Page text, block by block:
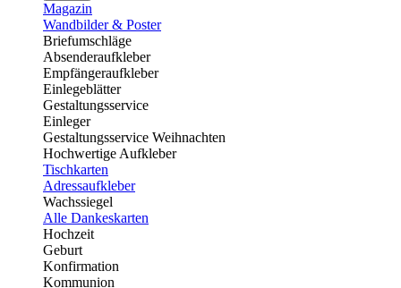
Magazin
Wandbilder & Poster
Briefumschläge
Absenderaufkleber
Empfängeraufkleber
Einlegeblätter
Gestaltungsservice
Einleger
Gestaltungsservice Weihnachten
Hochwertige Aufkleber
Tischkarten
Adressaufkleber
Wachssiegel
Alle Dankeskarten
Hochzeit
Geburt
Konfirmation
Kommunion